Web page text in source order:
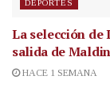
DEPORTES
La selección
salida de
HACE 1 SEMANA